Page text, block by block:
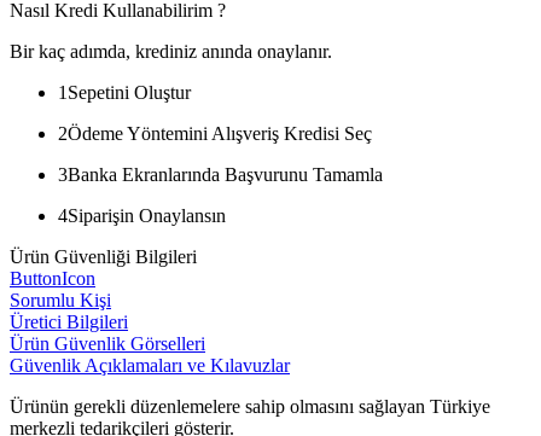
Nasıl Kredi Kullanabilirim ?
Bir kaç adımda, krediniz anında onaylanır.
1 Sepetini Oluştur
2Ödeme Yöntemini Alışveriş Kredisi Seç
3Banka Ekranlarında Başvurunu Tamamla
4Siparişin Onaylansın
Ürün Güvenliği Bilgileri
ButtonIcon
Sorumlu Kişi
Üretici Bilgileri
Ürün Güvenlik Görselleri
Güvenlik Açıklamaları ve Kılavuzlar
Ürünün gerekli düzenlemelere sahip olmasını sağlayan Türkiye
merkezli tedarikçileri gösterir.